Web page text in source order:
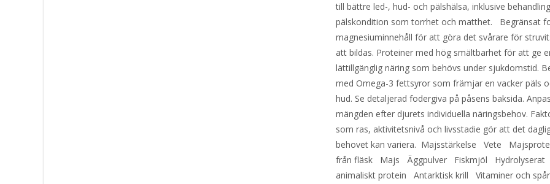
till bättre led-, hud- och pälshälsa, inklusive
pälskondition som torrhet och matthet. Begränsat
magnesiuminnehåll för att göra det svårare för
att bildas. Proteiner med hög smältbarhet för att ge
lättillgänglig näring som behövs under sjukdomstid.
med Omega-3 fettsyror som främjar en vacker päls
hud. Se detaljerad fodergiva på påsens baksida.
mängden efter djurets individuella näringsbehov.
som ras, aktivitetsnivå och livsstadie gör att det
behovet kan variera. Majsstärkelse Vete
från fläsk Majs Äggpulver Fiskmjöl Hydrolyserat
animaliskt protein Antarktisk krill Vitaminer och